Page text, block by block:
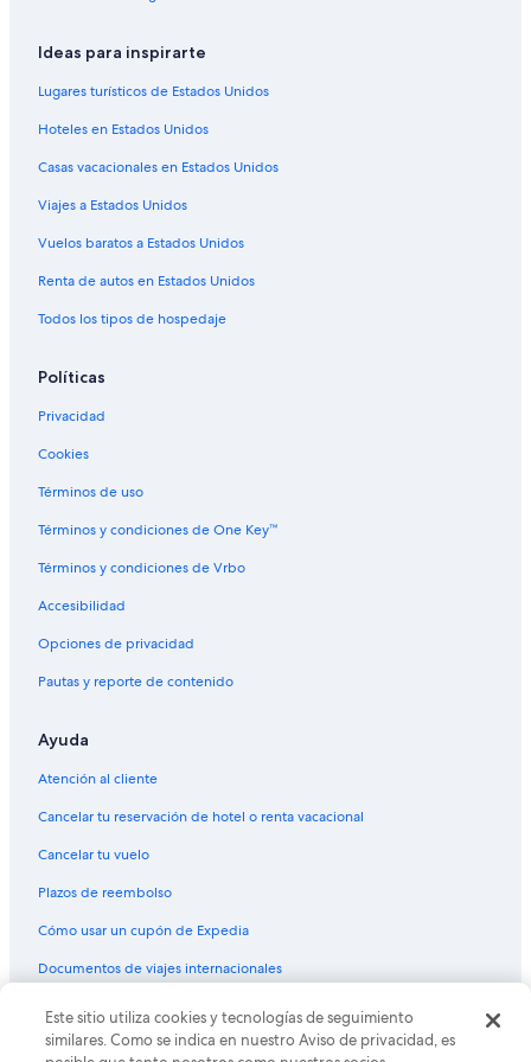
Hoteles en Isla de Vieques
Villas en Isla de Vieques
Ideas para inspirarte
Lugares turísticos de Estados Unidos
Hoteles en Estados Unidos
Casas vacacionales en Estados Unidos
Viajes a Estados Unidos
Vuelos baratos a Estados Unidos
Renta de autos en Estados Unidos
Todos los tipos de hospedaje
Políticas
Privacidad
Cookies
Términos de uso
Términos y condiciones de One Key™
Términos y condiciones de Vrbo
Accesibilidad
Opciones de privacidad
Pautas y reporte de contenido
Ayuda
Atención al cliente
Cancelar tu reservación de hotel o renta vacacional
Cancelar tu vuelo
Plazos de reembolso
Cómo usar un cupón de Expedia
Documentos de viajes internacionales
© 2026 Expedia, Inc., una empresa de Expedia Group. Todos los
derechos reservados. Expedia y el logo de Expedia son marcas
registradas o marcas comerciales de Expedia, Inc. CST# 2029030-50.
Este sitio utiliza cookies y tecnologías de seguimiento
similares. Como se indica en nuestro Aviso de privacidad, es